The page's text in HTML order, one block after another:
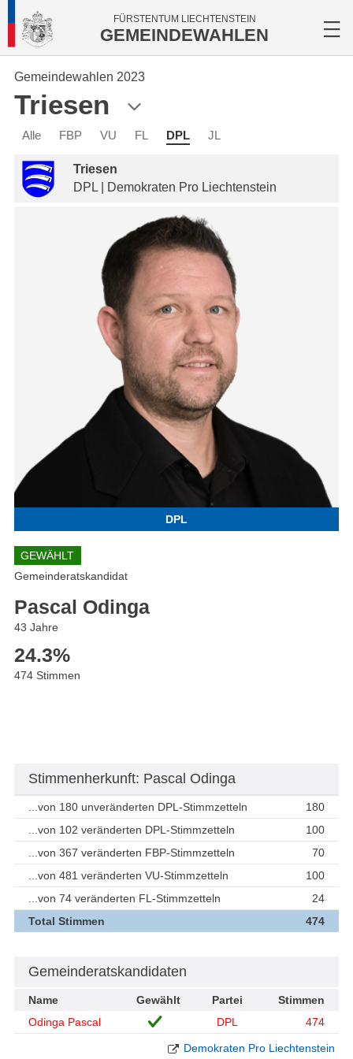
FÜRSTENTUM LIECHTENSTEIN
GEMEINDEWAHLEN
Gemeindewahlen 2023
Triesen
Alle FBP VU FL DPL JL
Triesen
DPL | Demokraten Pro Liechtenstein
DPL
GEWÄHLT
Gemeinderatskandidat
Pascal Odinga
43 Jahre
24.3%
474 Stimmen
Stimmenherkunft: Pascal Odinga
...von 180 unveränderten DPL-Stimmzetteln
180
...von 102 veränderten DPL-Stimmzetteln
100
...von 367 veränderten FBP-Stimmzetteln
70
...von 481 veränderten VU-Stimmzetteln
100
...von 74 veränderten FL-Stimmzetteln
24
Total Stimmen
474
Gemeinderatskandidaten
Name Gewählt Partei
Stimmen
Odinga Pascal
DPL 474
Demokraten Pro Liechtenstein